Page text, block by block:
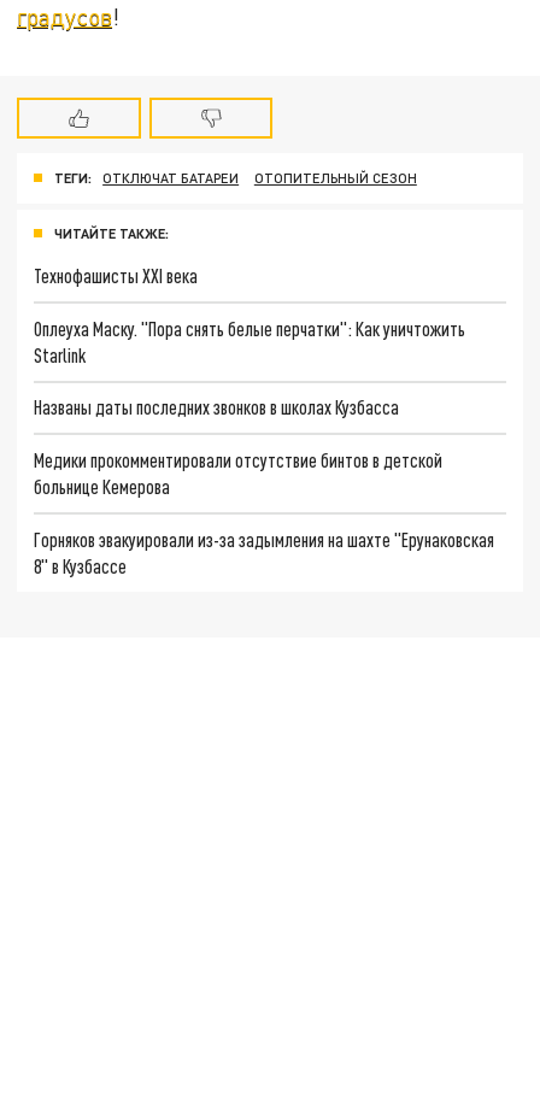
градусов!
ТЕГИ: ОТКЛЮЧАТ БАТАРЕИ ОТОПИТЕЛЬНЫЙ СЕЗОН
ЧИТАЙТЕ ТАКЖЕ:
Технофашисты XXI века
Оплеуха Маску. "Пора снять белые перчатки": Как уничтожить
Starlink
Названы даты последних звонков в школах Кузбасса
Медики прокомментировали отсутствие бинтов в детской
больнице Кемерова
Горняков эвакуировали из-за задымления на шахте "Ерунаковская
8" в Кузбассе